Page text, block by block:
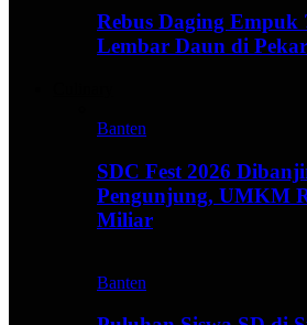
Rebus Daging Empuk
Lembar Daun di
Banten
SDC Fest 2026
Pengunjung, UMKM
Miliar
Banten